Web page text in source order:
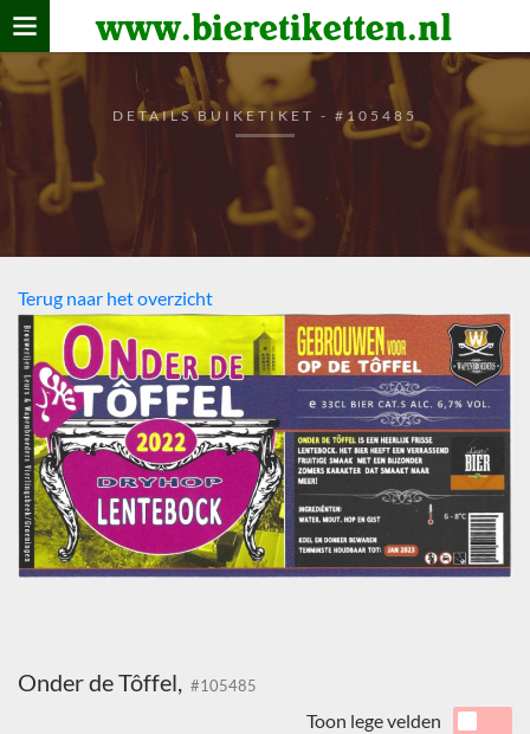
www.bieretiketten.nl
Home
verzamelen
De bierkaart
Bezoekers
DETAILS BUIKETIKET - #105485
Terug naar het overzicht
Onder de Tôffel, #105485
Toon lege velden